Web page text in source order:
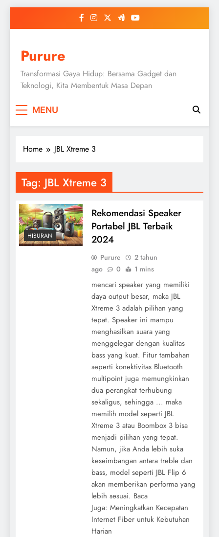
Purure
Transformasi Gaya Hidup: Bersama Gadget dan
Teknologi, Kita Membentuk Masa Depan
MENU
Home JBL Xtreme 3
Tag: JBL Xtreme 3
HIBURAN
Rekomendasi Speaker
Portabel JBL Terbaik
2024
Purure
2 tahun
ago
0 1 mins
mencari speaker yang memiliki
daya output besar, maka JBL
Xtreme 3 adalah pilihan yang
tepat. Speaker ini mampu
menghasilkan suara yang
menggelegar dengan kualitas
bass yang kuat. Fitur tambahan
seperti konektivitas Bluetooth
multipoint juga memungkinkan
dua perangkat terhubung
sekaligus, sehingga ... maka
memilih model seperti JBL
Xtreme 3 atau Boombox 3 bisa
menjadi pilihan yang tepat.
Namun, jika Anda lebih suka
keseimbangan antara treble dan
bass, model seperti JBL Flip 6
akan memberikan performa yang
lebih sesuai. Baca
Juga: Meningkatkan Kecepatan
Internet Fiber untuk Kebutuhan
Harian